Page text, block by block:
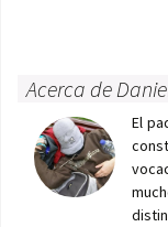
Acerca de
El